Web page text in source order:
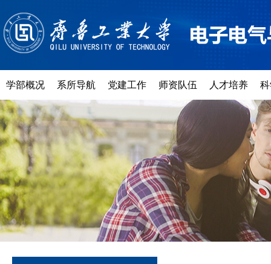
学部概况 系所导航 党建工作 师资队伍 人才培养